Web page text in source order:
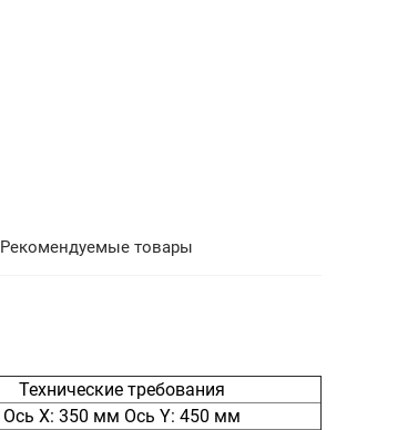
Рекомендуемые товары
Технические требования
Ось X: 350 мм Ось Y: 450 мм